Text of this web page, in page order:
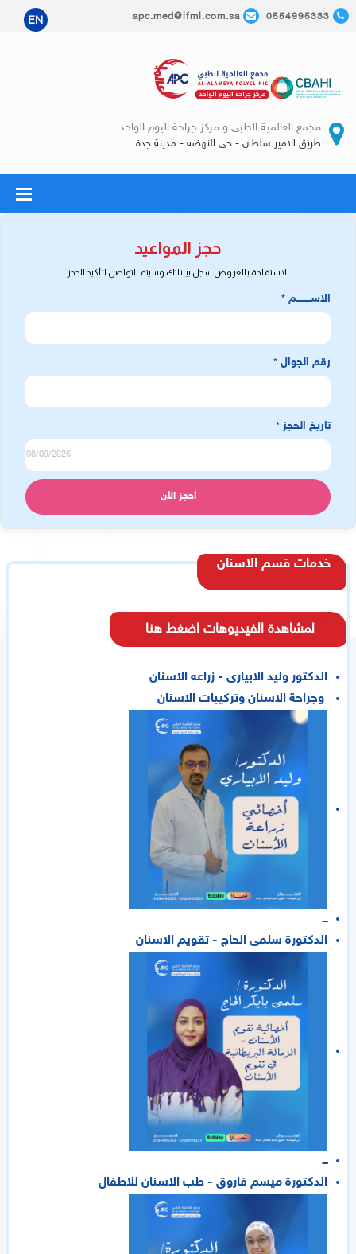
apc.med@ifmi.com.sa 0554995333
EN
مجمع العالمية الطبى و مركز جراحة اليوم الواحد
طريق الامير سلطان - حى النهضه - مدينة جدة
حجز المواعيد
للاستفادة بالعروض سجل بياناتك وسيتم التواصل لتأكيد للحجز
الاســـــــــم*
رقم الجوال*
تاريخ الحجز*
خدمات قسم الاسنان
لمشاهدة الفيديوهات اضغط هنا
الدكتور وليد الابيارى - زراعه الاسنان
وجراحة الاسنان وتركيبات الاسنان
ـــ
الدكتورة سلمى الحاج - تقويم الاسنان
ـــ
الدكتورة ميسم فاروق - طب الاسنان للاطفال